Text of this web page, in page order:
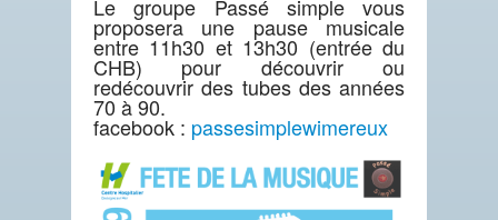
Le groupe Passé simple vous
proposera une pause musicale
entre 11h30 et 13h30 (entrée du
CHB) pour découvrir ou
redécouvrir des tubes des années
70 à 90.
facebook : passesimplewimereux